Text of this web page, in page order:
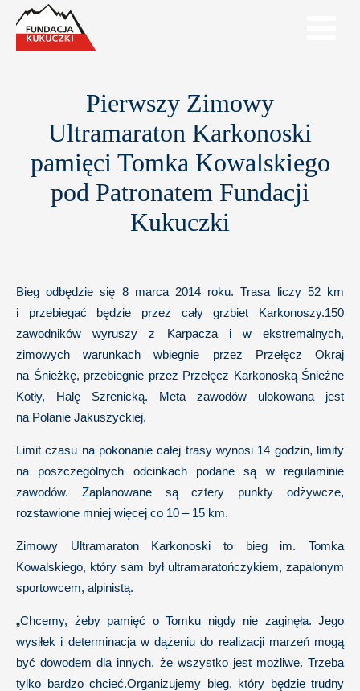
Pierwszy Zimowy
Ultramaraton Karkonoski
pamięci Tomka Kowalskiego
pod Patronatem Fundacji
Kukuczki
Bieg odbędzie się 8 marca 2014 roku. Trasa liczy 52 km
i przebiegać będzie przez cały grzbiet Karkonoszy.150
zawodników wyruszy z Karpacza i w ekstremalnych,
zimowych warunkach wbiegnie przez Przełęcz Okraj
na Śnieżkę, przebiegnie przez Przełęcz Karkonoską Śnieżne
Kotły, Halę Szrenicką. Meta zawodów ulokowana jest
na Polanie Jakuszyckiej.
Limit czasu na pokonanie całej trasy wynosi 14 godzin, limity
na poszczególnych odcinkach podane są w regulaminie
zawodów. Zaplanowane są cztery punkty odżywcze,
rozstawione mniej więcej co 10 – 15 km.
Zimowy Ultramaraton Karkonoski to bieg im. Tomka
Kowalskiego, który sam był ultramaratończykiem, zapalonym
sportowcem, alpinistą.
„Chcemy, żeby pamięć o Tomku nigdy nie zaginęła. Jego
wysiłek i determinacja w dążeniu do realizacji marzeń mogą
być dowodem dla innych, że wszystko jest możliwe. Trzeba
tylko bardzo chcieć.Organizujemy bieg, który będzie trudny